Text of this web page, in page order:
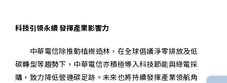
科技引領永續發揮產業影響力
中華電信除推動植樹造林，在全球倡議淨零排放及低
碳轉型等趨勢下，中華電信亦積極導入科技節能與綠電採
購，致力降低營運碳足跡。未來也將持續發揮產業領航角